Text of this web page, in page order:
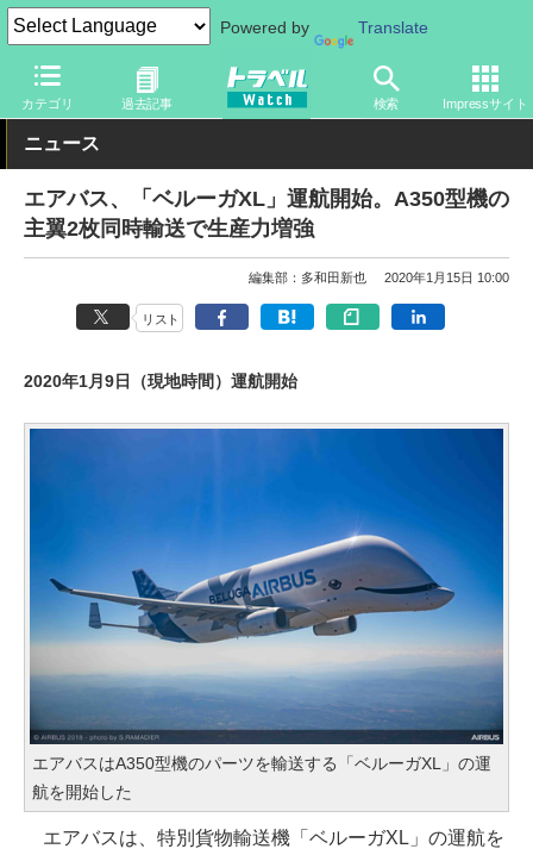
Powered by Translate
カテゴリ 過去記事 検索 Impressサイト
トラベル Watch 旅の方法 空旅 飛行機
ニュース
エアバス、「ベルーガXL」運航開始。A350型機の
主翼2枚同時輸送で生産力増強
編集部：多和田新也 2020年1月15日 10:00
リスト
2020年1月9日（現地時間）運航開始
エアバスはA350型機のパーツを輸送する「ベルーガXL」の運
航を開始した
エアバスは、特別貨物輸送機「ベルーガXL」の運航を